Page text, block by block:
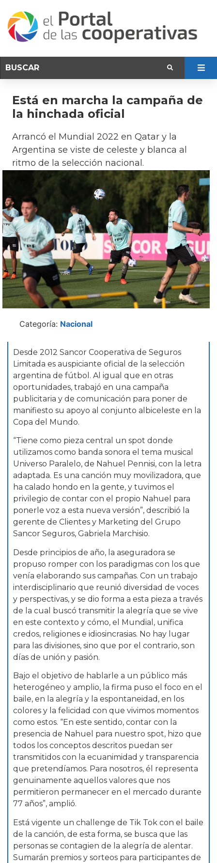
Está en marcha la campaña de
la hinchada oficial
Arrancó el Mundial 2022 en Qatar y la
Argentina se viste de celeste y blanca al
ritmo de la selección nacional.
Categoría: Nacional
Desde 2012 Sancor Cooperativa de Seguros
Limitada es auspiciante oficial de la selección
argentina de fútbol. Al igual que en otras
oportunidades, trabajó en una campaña
publicitaria y de comunicación para poner de
manifiesto su apoyo al conjunto albiceleste en la
Copa del Mundo.
“Tiene como pieza central un spot donde
utilizamos como banda sonora el tema musical
Universo Paralelo, de Nahuel Pennisi, con la letra
adaptada. Es una canción muy movilizadora, que
ha calado hondo en la gente, y tuvimos el
privilegio de contar con el propio Nahuel para
ponerle voz a esta nueva versión”, describió la
gerente de Clientes y Marketing del Grupo
Sancor Seguros, Gabriela Marchisio.
Desde principios de año, la aseguradora se
propuso romper con los paradigmas con los que
venía elaborando sus campañas. Con un trabajo
interdisciplinario que reunió diversidad de voces
y perspectivas, y se dio forma a esta pieza a través
de la cual buscó transmitir la alegría que se vive
en este contexto y cómo, el Mundial, unifica
credos, religiones e idiosincrasias. No hay lugar
para las divisiones, sino que por el contrario, son
días de unión y pasión.
Bajo el objetivo de hablarle a un público más
heterogéneo y amplio, la firma puso el foco en el
baile, en la alegría y la espontaneidad, en los
colores y la felicidad con que vivimos momentos
como estos. “En este sentido, contar con la
presencia de Nahuel para nuestro spot, hizo que
todos los conceptos descritos puedan ser
transmitidos con la ecuanimidad y transparencia
que pretendíamos. Para nosotros, él representa
genuinamente aquellos valores que nos
permitieron permanecer en el mercado durante
77 años”, amplió.
Está vigente un challenge de Tik Tok con el baile
de la canción, de esta forma, se busca que las
personas se contagien de la alegría de alentar.
Sumarán premios y sorteos para participantes de